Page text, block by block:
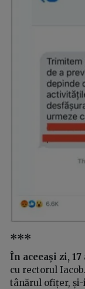
***
În aceeași zi,
cu rectorul
tânărul ofițer, și-